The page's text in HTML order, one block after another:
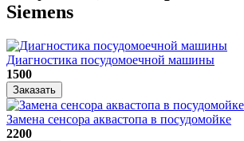
Siemens
Диагностика посудомоечной машины
1500
Заказать
Замена сенсора аквастопа в посудомойке
2200